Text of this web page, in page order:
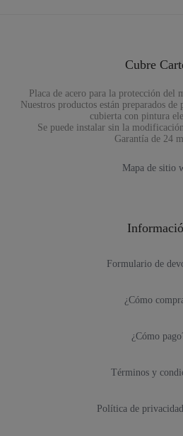
Cubre
Placa de acero para la protección del
Nuestros productos están preparados
cubierta con pintura
Se puede instalar sin la
Garantía de 24
Mapa de sitio
Formulario de
¿Cómo
¿Cómo
Términos y
Política de